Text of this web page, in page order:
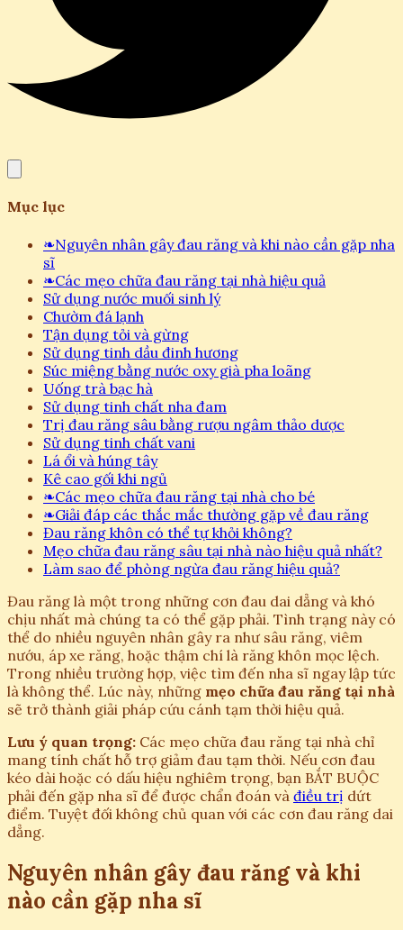
Mục lục
❧Nguyên nhân gây đau răng và khi nào cần gặp nha
sĩ
❧Các mẹo chữa đau răng tại nhà hiệu quả
Sử dụng nước muối sinh lý
Chườm đá lạnh
Tận dụng tỏi và gừng
Sử dụng tinh dầu đinh hương
Súc miệng bằng nước oxy già pha loãng
Uống trà bạc hà
Sử dụng tinh chất nha đam
Trị đau răng sâu bằng rượu ngâm thảo dược
Sử dụng tinh chất vani
Lá ổi và húng tây
Kê cao gối khi ngủ
❧Các mẹo chữa đau răng tại nhà cho bé
❧Giải đáp các thắc mắc thường gặp về đau răng
Đau răng khôn có thể tự khỏi không?
Mẹo chữa đau răng sâu tại nhà nào hiệu quả nhất?
Làm sao để phòng ngừa đau răng hiệu quả?
Đau răng là một trong những cơn đau dai dẳng và khó
chịu nhất mà chúng ta có thể gặp phải. Tình trạng này có
thể do nhiều nguyên nhân gây ra như sâu răng, viêm
nướu, áp xe răng, hoặc thậm chí là răng khôn mọc lệch.
Trong nhiều trường hợp, việc tìm đến nha sĩ ngay lập tức
là không thể. Lúc này, những mẹo chữa đau răng tại nhà
sẽ trở thành giải pháp cứu cánh tạm thời hiệu quả.
Lưu ý quan trọng: Các mẹo chữa đau răng tại nhà chỉ
mang tính chất hỗ trợ giảm đau tạm thời. Nếu cơn đau
kéo dài hoặc có dấu hiệu nghiêm trọng, bạn BẮT BUỘC
phải đến gặp nha sĩ để được chẩn đoán và điều trị dứt
điểm. Tuyệt đối không chủ quan với các cơn đau răng dai
dẳng.
Nguyên nhân gây đau răng và khi
nào cần gặp nha sĩ